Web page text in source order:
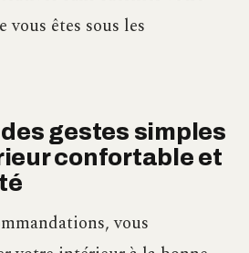
êtes sous les
gestes simples
confortable et
vous